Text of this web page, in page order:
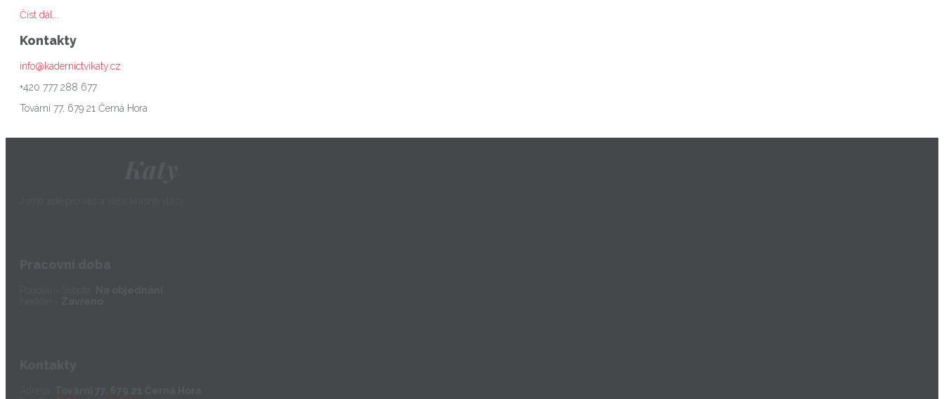
Číst dál...
Kontakty
info@kadernictvikaty.cz
+420 777 288 677
Tovární 77, 679 21 Černá Hora